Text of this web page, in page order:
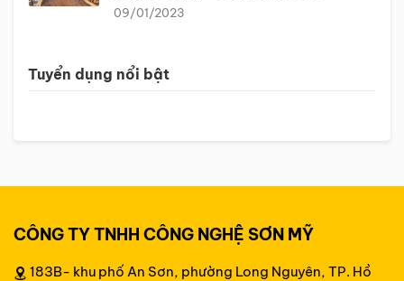
09/01/2023
Tuyển dụng nổi bật
CÔNG TY TNHH CÔNG NGHỆ SƠN MỸ
183B- khu phố An Sơn, phường Long Nguyên, TP. Hồ